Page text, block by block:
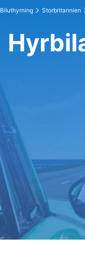
Biluthyrning Storbritannien